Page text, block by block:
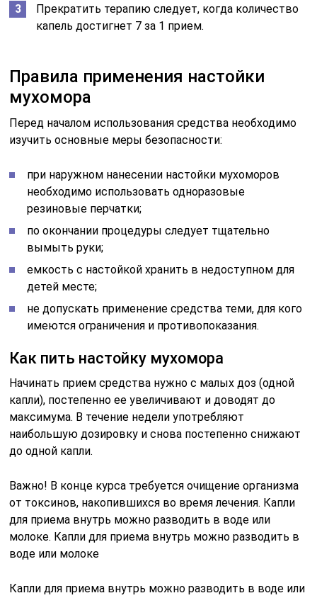
Прекратить терапию следует, когда количество
капель достигнет 7 за 1 прием.
Правила применения настойки
мухомора
Перед началом использования средства необходимо
изучить основные меры безопасности:
при наружном нанесении настойки мухоморов
необходимо использовать одноразовые
резиновые перчатки;
по окончании процедуры следует тщательно
вымыть руки;
емкость с настойкой хранить в недоступном для
детей месте;
не допускать применение средства теми, для кого
имеются ограничения и противопоказания.
Как пить настойку мухомора
Начинать прием средства нужно с малых доз (одной
капли), постепенно ее увеличивают и доводят до
максимума. В течение недели употребляют
наибольшую дозировку и снова постепенно снижают
до одной капли.
Важно! В конце курса требуется очищение организма
от токсинов, накопившихся во время лечения. Капли
для приема внутрь можно разводить в воде или
молоке. Капли для приема внутрь можно разводить в
воде или молоке
Капли для приема внутрь можно разводить в воде или